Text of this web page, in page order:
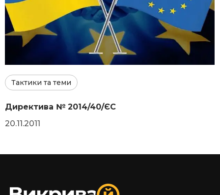
Тактики та теми
Директива № 2014/40/ЄС
20.11.2011